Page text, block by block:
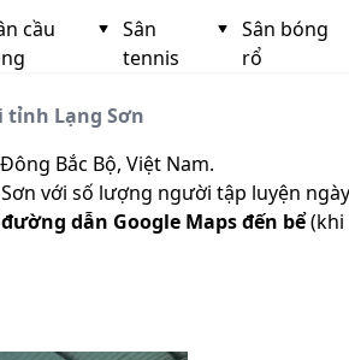
cầu
Sân
tennis
Sân bóng
rổ
tỉnh Lạng Sơn
Bắc Bộ, Việt Nam.
với số lượng người tập luyện
đường dẫn Google Maps đến bể(khi